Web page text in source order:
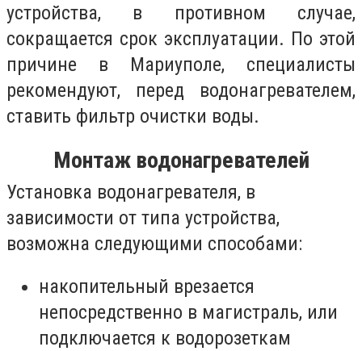
устройства, в противном случае,
сокращается срок эксплуатации. По этой
причине в Мариуполе, специалисты
рекомендуют, перед водонагревателем,
ставить фильтр очистки воды.
Монтаж водонагревателей
Установка водонагревателя, в
зависимости от типа устройства,
возможна следующими способами:
накопительный врезается
непосредственно в магистраль, или
подключается к водорозеткам